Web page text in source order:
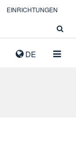
DE
EINRICHTUNGEN